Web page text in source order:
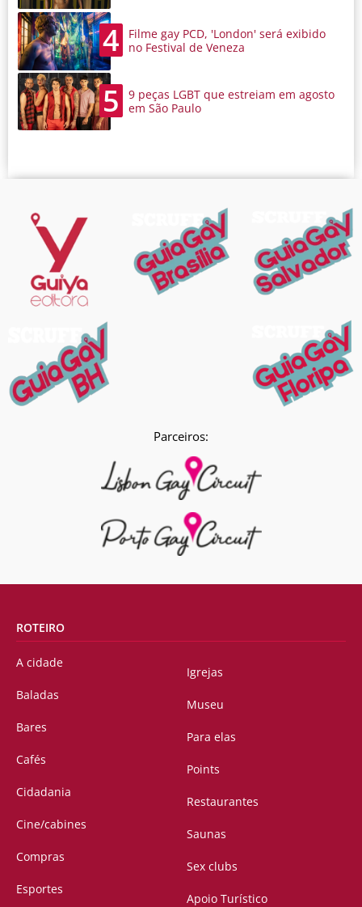
4
Filme gay PCD, 'London' será exibido
no Festival de Veneza
5
9 peças LGBT que estreiam em agosto
em São Paulo
Parceiros:
ROTEIRO
A cidade
Baladas
Bares
Cafés
Cidadania
Cine/cabines
Compras
Esportes
Igrejas
Museu
Para elas
Points
Restaurantes
Saunas
Sex clubs
Apoio Turístico